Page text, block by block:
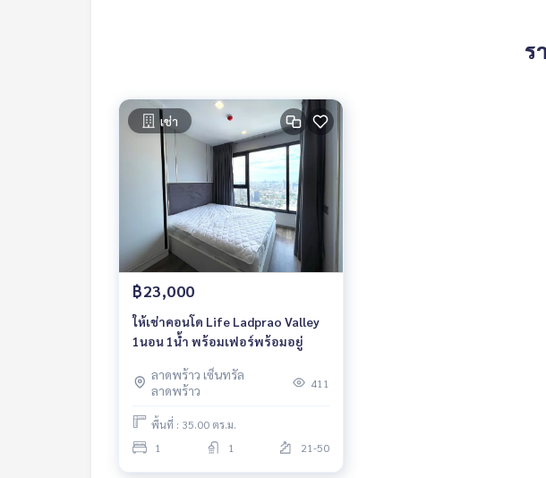
#Luxurycondoforrent #Condo near the BTS #Condo #MCRE
hools #schools #International School #Hospital #BTS Skytrain Lat Phrao
#Life Ladprao Valley #ห้าแยกลาดพร้าว
ร
เช่า
฿23,000
ให้เช่าคอนโด Life Ladprao Valley
1นอน 1น้ำ พร้อมเฟอร์พร้อมอยู่
ลาดพร้าว เซ็นทรัล
ลาดพร้าว
411
พื้นที่ : 35.00 ตร.ม.
1
1 21-50